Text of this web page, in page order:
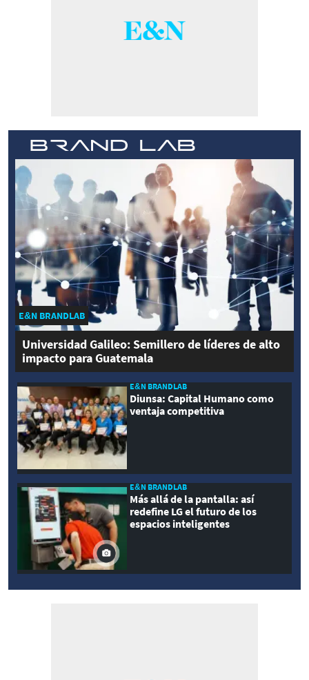
E&N BRANDLAB
Universidad Galileo: Semillero de líderes de alto
impacto para Guatemala
E&N BRANDLAB
Diunsa: Capital Humano como
ventaja competitiva
E&N BRANDLAB
Más allá de la pantalla: así
redefine LG el futuro de los
espacios inteligentes